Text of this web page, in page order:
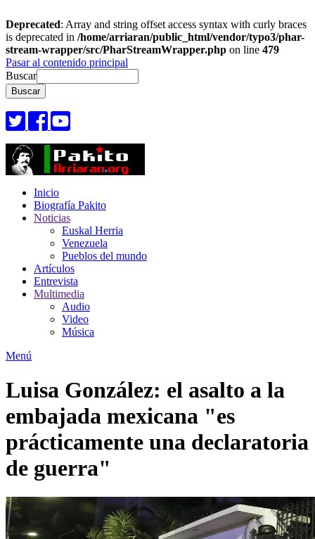
Deprecated: Array and string offset access syntax with curly braces
is deprecated in /home/arriaran/public_html/vendor/typo3/phar-
stream-wrapper/src/PharStreamWrapper.php on line 479
Pasar al contenido principal
Buscar
Inicio
Biografía Pakito
Noticias
Euskal Herria
Venezuela
Pueblos del mundo
Artículos
Entrevista
Multimedia
Audio
Video
Música
Menú
Luisa González: el asalto a la
embajada mexicana "es
prácticamente una declaratoria
de guerra"